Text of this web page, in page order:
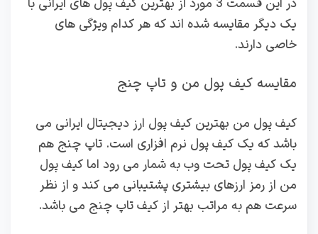
در این قسمت 3 مورد از بهترین کیف پول های ایرانی با
یک دیگر مقایسه شده اند که هر کدام ویژگی های
خاصی دارند.
مقایسه کیف پول من و تاپ چنج
کیف پول من بهترین کیف پول ارز دیجیتال ایرانی می
باشد که یک کیف پول نرم افزاری است. تاپ چنج هم
یک کیف پول تحت وب به شمار می رود اما کیف پول
من از رمز ارزهای بیشتری پشتیبانی می کند و از نظر
سرعت هم به مراتب بهتر از کیف تاپ چنج می باشد.